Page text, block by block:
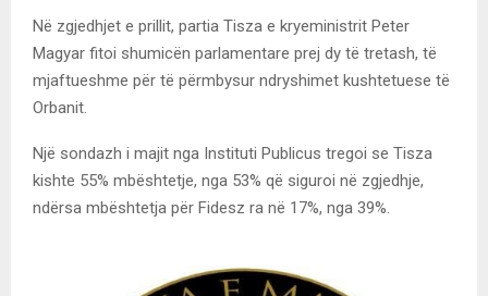
Në zgjedhjet e prillit, partia Tisza e kryeministrit Peter
Magyar fitoi shumicën parlamentare prej dy të tretash, të
mjaftueshme për të përmbysur ndryshimet kushtetuese të
Orbanit.
Një sondazh i majit nga Instituti Publicus tregoi se Tisza
kishte 55% mbështetje, nga 53% që siguroi në zgjedhje,
ndërsa mbështetja për Fidesz ra në 17%, nga 39%.